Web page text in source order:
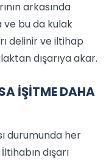
arkasında
ve bu da kulak
delinir ve iltihap
dışarıya akar.
İŞİTME DAHA
durumunda her
dışarı